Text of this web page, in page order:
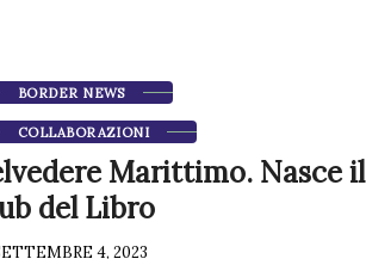
BORDER NEWS
COLLABORAZIONI
Marittimo. Nasce il
del Libro
4, 2023